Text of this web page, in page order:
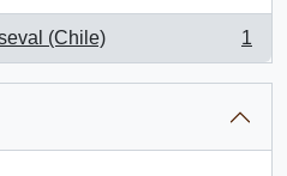
(Chile) 1